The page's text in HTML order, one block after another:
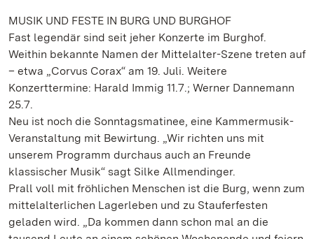
MUSIK UND FESTE IN BURG UND BURGHOF
Fast legendär sind seit jeher Konzerte im Burghof.
Weithin bekannte Namen der Mittelalter-Szene treten auf
– etwa „Corvus Corax“ am 19. Juli. Weitere
Konzerttermine: Harald Immig 11.7.; Werner Dannemann
25.7.
Neu ist noch die Sonntagsmatinee, eine Kammermusik-
Veranstaltung mit Bewirtung. „Wir richten uns mit
unserem Programm durchaus auch an Freunde
klassischer Musik“ sagt Silke Allmendinger.
Prall voll mit fröhlichen Menschen ist die Burg, wenn zum
mittelalterlichen Lagerleben und zu Stauferfesten
geladen wird. „Da kommen dann schon mal an die